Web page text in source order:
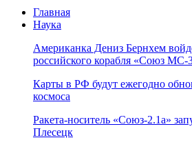
Главная
Наука
Американка Дениз Бернхем
российского корабля «Союз МС-
Карты в РФ будут ежегодно
космоса
Ракета-носитель «Союз-2.1а»
Плесецк